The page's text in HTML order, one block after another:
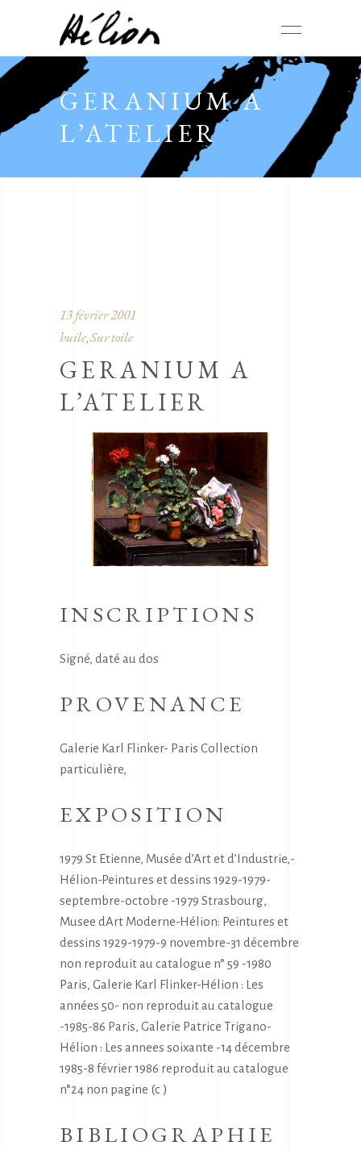
GERANIUM A
L’ATELIER
13 février 2001
huile, Sur toile
GERANIUM A
L’ATELIER
INSCRIPTIONS
Signé, daté au dos
PROVENANCE
Galerie Karl Flinker- Paris Collection
particulière,
EXPOSITION
1979 St Etienne, Musée d’Art et d’Industrie,-
Hélion-Peintures et dessins 1929-1979-
septembre-octobre -1979 Strasbourg,
Musee dArt Moderne-Hélion: Peintures et
dessins 1929-1979-9 novembre-31 décembre
non reproduit au catalogue n° 59 -1980
Paris, Galerie Karl Flinker-Hélion : Les
années 50- non reproduit au catalogue
-1985-86 Paris, Galerie Patrice Trigano-
Hélion : Les annees soixante -14 décembre
1985-8 février 1986 reproduit au catalogue
n°24 non pagine (c )
BIBLIOGRAPHIE